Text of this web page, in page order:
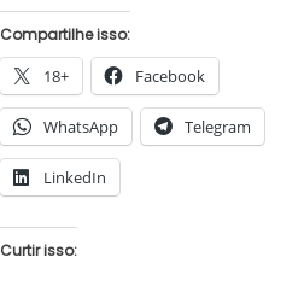
Compartilhe isso:
18+ Facebook
WhatsApp Telegram
LinkedIn
Curtir isso: